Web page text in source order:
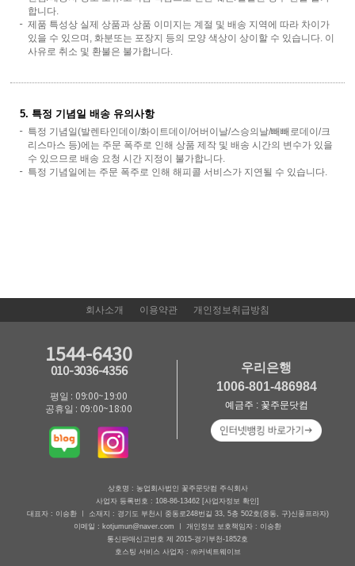
합니다.
제품 특성상 실제 상품과 상품 이미지는 계절 및 배송 지역에 따라 차이가
있을 수 있으며, 화분또는 포장지 등의 모양 색상이 상이할 수 있습니다. 이
사유로 취소 및 환불은 불가합니다.
5. 특정 기념일 배송 유의사항
특정 기념일(발렌타인데이/화이트데이/어버이날/스승의날/빼빼로데이/크
리스마스 등)에는 주문 폭주로 인해 상품 제작 및 배송 시간의 변수가 있을
수 있으므로 배송 요청 시간 지정이 불가합니다.
특정 기념일에는 주문 폭주로 인해 해피콜 서비스가 지연될 수 있습니다.
회사소개 이용약관 개인정보취급방침
1544-6430
010-3036-4356
평일 : 09:00~19:00
공휴일 : 09:00~18:00
우리은행
1006-801-486984
예금주 : 꽃주문닷컴
상호명 : 농업회사법인 꽃주문닷컴 주식회사
사업자 등록번호 : 108-86-13462 [사업자정보 확인]
대표자 : 이승환 ㅣ 소재지 : 경기도 부천시 중동로248번길 33, 5층 502호(중동, 구)신풍프라자)
이메일 : kotjumun@naver.com ㅣ 개인정보 보호책임자 : 이승환
통신판매신고번호 제 2015-경기부천-1852호
호스팅 서비스 사업자 : ㈜커넥트웨이브